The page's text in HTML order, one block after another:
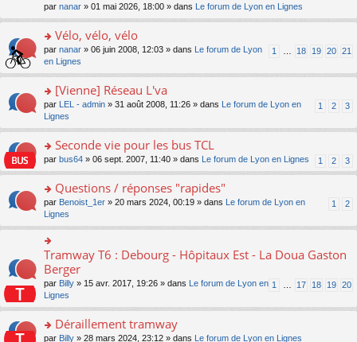
e
s
ré
c
e
nt
n
lu
pl
u
s
ré
c
e
nt
g
n
o
n
lu
pl
u
s
ré
c
e
e
s
s
g
o
n
lu
le
u
s
ré
c
e
nt
ult
er
le
m
e
s
a
g
e
n
o
n
pl
u
s
ré
c
e
nt
par nanar » 01 mai 2026, 18:00 » dans Le forum de Lyon en Lignes
o
n
s
er
le
m
e
s
s
e
n
o
n
lu
le
pl
u
s
ré
c
e
nt
Vélo, vélo, vélo
1 18 19 20 21
par nanar » 06 juin 2008, 12:03 » dans
Le forum de Lyon
en Lignes
o
s
er
le
m
e
s
s
g
n
o
n
lu
le
u
[Vienne] Réseau L'va
1 2 3
par LEL - admin » 31 août 2008, 11:26 » dans
Le forum de Lyon en
Lignes
o
n
ult
er
le
m
e
s
g
o
n
Seconde vie pour les bus TCL
1 2 3
par bus64 » 06 sept. 2007, 11:40 » dans Le forum de Lyon en Lignes
o
s
ult
er
le
m
e
s
s
a
Questions / réponses "rapides"
1 2
par Benoist_1er » 20 mars 2024, 00:19 » dans
Le forum de Lyon en
Lignes
o
n
ult
er
le
m
e
Tramway T6 : Debourg - Hôpitaux Est - La Doua Gaston
Berger
1 17 18 19 20
par Billy » 15 avr. 2017, 19:26 » dans
Le forum de Lyon en
Lignes
o
Déraillement tramway
par Billy » 28 mars 2024, 23:12 » dans Le forum de Lyon en Lignes